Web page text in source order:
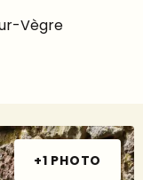
Vègre
+1 PHOTO